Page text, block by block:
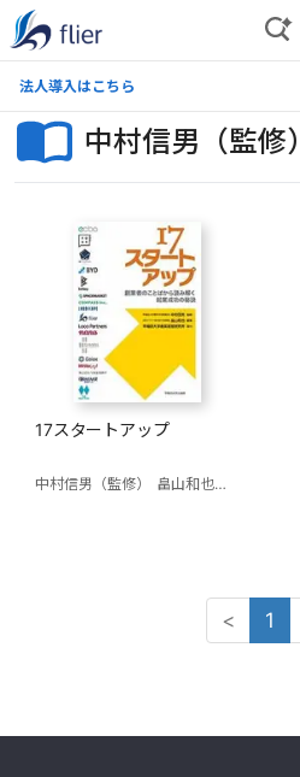
法人導入はこちら
中村信男（監修）
17スタートアップ
中村信男（監修） 畠山和也（編著）
< 1